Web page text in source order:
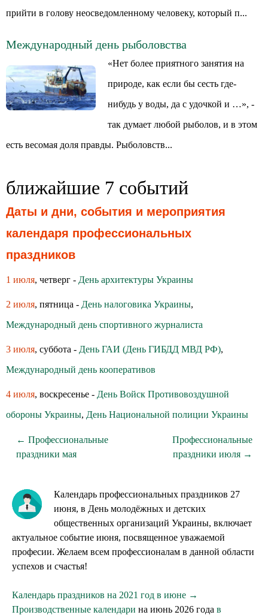
прийти в голову неосведомленному человеку, который п...
Международный день рыболовства
«Нет более приятного занятия на
природе, как если бы сесть где-
нибудь у воды, да с удочкой и …», -
так думает любой рыболов, и в этом
есть весомая доля правды. Рыболовств...
ближайшие 7 событий
Даты и дни, события и мероприятия
календаря профессиональных
праздников
1 июля, четверг - День архитектуры Украины
2 июля, пятница - День налоговика Украины,
Международный день спортивного журналиста
3 июля, суббота - День ГАИ (День ГИБДД МВД РФ),
Международный день кооперативов
4 июля, воскресенье - День Войск Противовоздушной
обороны Украины, День Национальной полиции Украины
← Профессиональные
праздники мая
Профессиональные
праздники июля →
Календарь профессиональных праздников 27
июня, в День молодёжных и детских
общественных организаций Украины, включает
актуальное событие июня, посвященное уважаемой
професии. Желаем всем профессионалам в данной области
успехов и счастья!
Календарь праздников на 2021 год в июне →
Производственные календари на июнь 2026 года в